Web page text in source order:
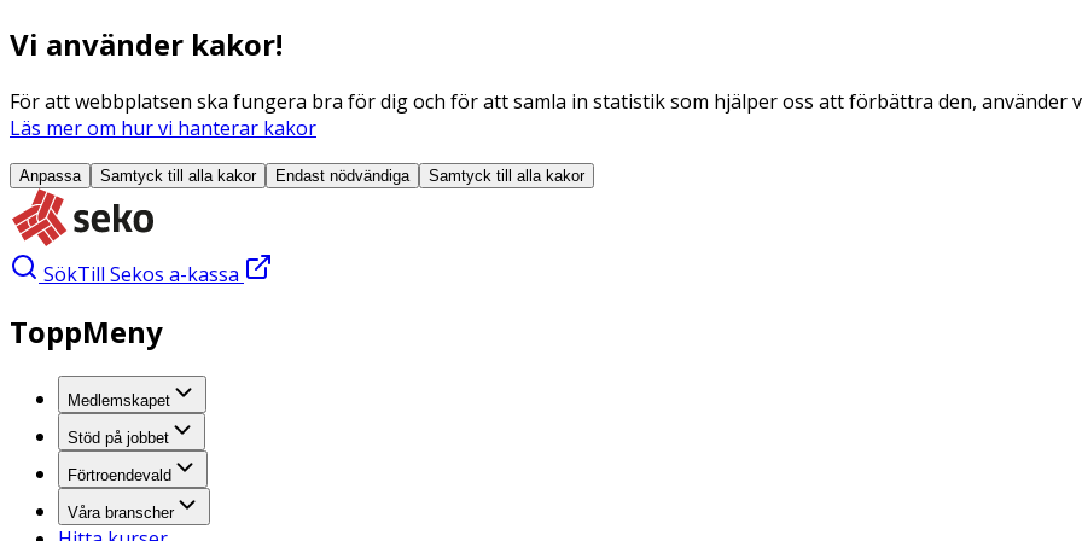
Vi använder kakor!
För att webbplatsen ska fungera bra för dig och för att samla in statistik som hjälper oss att förbättra den, använder
Läs mer om hur vi hanterar kakor
Anpassa Samtyck till alla kakor Endast nödvändiga Samtyck till alla kakor
SökTill Sekos a-kassa
ToppMeny
Medlemskapet
Stöd på jobbet
Förtroendevald
Våra branscher